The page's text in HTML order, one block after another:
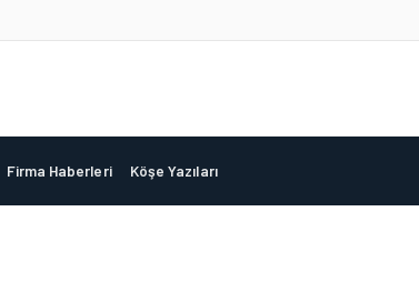
Firma Haberleri Köşe Yazıları